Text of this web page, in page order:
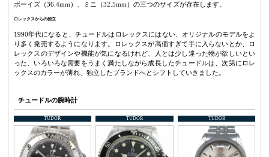
ボーイズ（36.4mm）、ミニ（32.5mm）の三つのサイズが存在します。
ロレックスからの独立
1990年代になると、チュードルはロレックスにはない、オリジナルのモデルをよ
り多く発売するようになります。ロレックスが高価すぎて手に入らないとか、ロ
レックスのデザインや機能が気になるけれど、人とは少し違った物が欲しいとい
った、いろいろな需要をうまく満たしながら成長したチュードルは、次第にロレ
ックスのカラーが薄れ、独立したブランドへとシフトしていきました。
チュードルの腕時計
TUDOR TUDOR TUDOR